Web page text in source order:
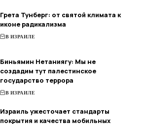
Грета Тунберг: от святой климата к
иконе радикализма
В ИЗРАИЛЕ
Биньямин Нетаниягу: Мы не
создадим тут палестинское
государство террора
В ИЗРАИЛЕ
Израиль ужесточает стандарты
покрытия и качества мобильных